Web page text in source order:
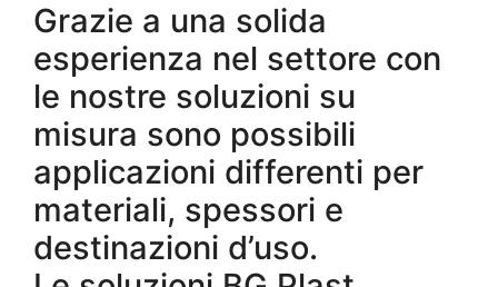
Grazie a una solida
esperienza nel settore con
le nostre soluzioni su
misura sono possibili
applicazioni differenti per
materiali, spessori e
destinazioni d’uso.